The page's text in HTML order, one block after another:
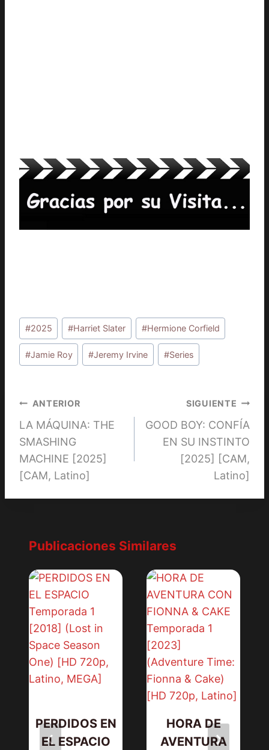
Etiquetas
de
la
#2025 #Harriet Slater #Hermione Corfield
#Jamie Roy #Jeremy Irvine #Series
Navegación
de
entradas
ANTERIOR
LA MÁQUINA: THE
SMASHING
MACHINE [2025]
[CAM, Latino]
SIGUIENTE
GOOD BOY: CONFÍA
EN SU INSTINTO
[2025] [CAM,
Latino]
Publicaciones Similares
PERDIDOS EN
EL ESPACIO
HORA DE
AVENTURA